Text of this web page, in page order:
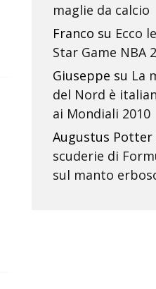
maglie da calcio
Franco su Ecco
Star Game NBA
Giuseppe su La
del Nord è
ai Mondiali 2010
Augustus Potter
scuderie di
sul manto